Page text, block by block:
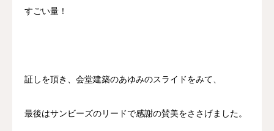
すごい量！
証しを頂き、会堂建築のあゆみのスライドをみて、
最後はサンビーズのリードで感謝の賛美をささげました。